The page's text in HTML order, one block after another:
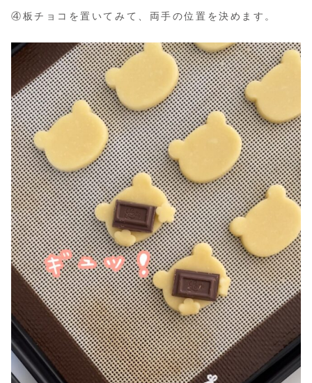
④板チョコを置いてみて、両手の位置を決めます。